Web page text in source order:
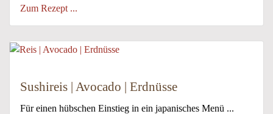
Zum Rezept ...
Sushireis | Avocado | Erdnüsse
Für einen hübschen Einstieg in ein japanisches Menü ...